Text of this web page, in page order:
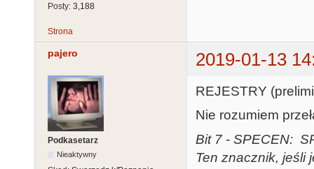
Posty: 3,188
Strona
pajero 2019-01-13
Podkasetarz
Nieaktywny
REJESTRY
Nie rozumiem
Bit 7 - SPECEN:
Ten znacznik, jeśli